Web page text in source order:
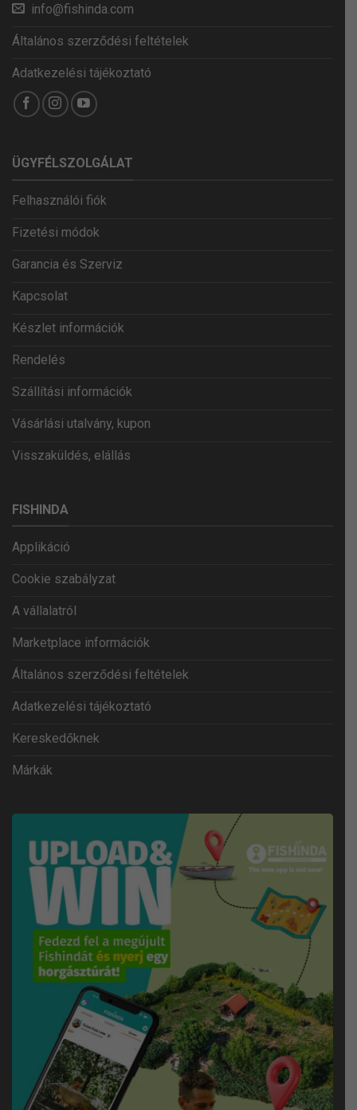
info@fishinda.com
Általános szerződési feltételek
Adatkezelési tájékoztató
ÜGYFÉLSZOLGÁLAT
Felhasználói fiók
Fizetési módok
Garancia és Szerviz
Kapcsolat
Készlet információk
Rendelés
Szállítási információk
Vásárlási utalvány, kupon
Visszaküldés, elállás
FISHINDA
Applikáció
Cookie szabályzat
A vállalatról
Marketplace információk
Általános szerződési feltételek
Adatkezelési tájékoztató
Kereskedőknek
Márkák